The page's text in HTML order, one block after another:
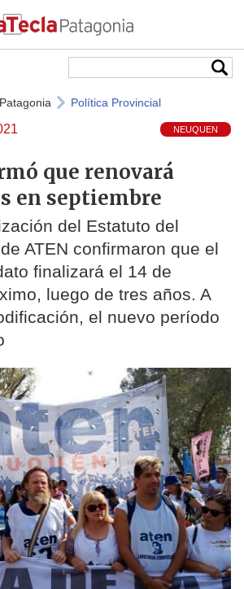
Política Provincial
NEUQUEN
que renovará
en septiembre
del Estatuto del
ATEN confirmaron que el
finalizará el 14 de
luego de tres años. A
el nuevo período